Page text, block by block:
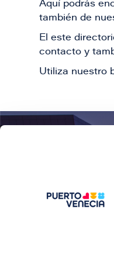
Aquí podrás
también de
El este
contacto y
Utiliza nuestro